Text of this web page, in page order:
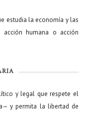
estudia la economía y las
humana o acción
y legal que respete el
y permita la libertad de